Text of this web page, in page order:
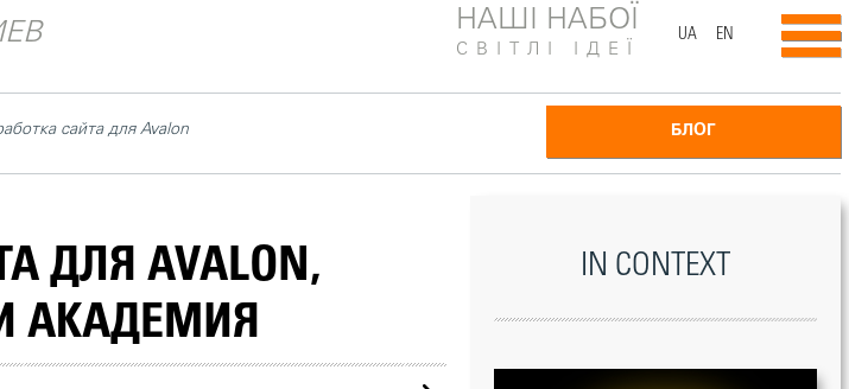
UA EN
НАШІ НАБОЇ
СВІТЛІ ІДЕЇ
сайта для Avalon БЛОГ
ДЛЯ AVALON,
АКАДЕМИЯ
IN CONTEXT